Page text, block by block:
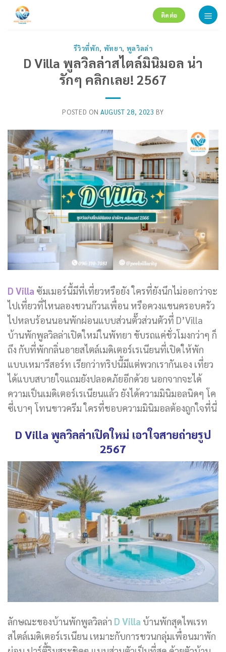
ติดต่อ
รีวิวที่พัก, พัทยา, พูลวิลล่า
D Villa พูลวิลล่าสไตล์มินิมอล น่า
รักๆ คลิกเลย! 2567
POSTED ON AUGUST 28, 2023 BY
D Villa ซัมเมอร์นี้มีที่เที่ยวหรือยัง ใครที่ยังนึกไม่ออกว่าจะ
ไปเที่ยวที่ไหนลองชวนก๊วนเพื่อน หรือควงแขนครอบครัว
ไปหลบร้อนนอนพักผ่อนแบบส่วนตั๊วส่วนตัวที่ D’Villa
บ้านพักพูลวิลล่าเปิดใหม่ในพัทยา ขับรถแค่ชั่วโมงกว่าๆ ก็
ถึง กับที่พักกลิ่นอายสไตล์เมดิเตอร์เรเนียนที่เปิดให้พัก
แบบเหมารีสอร์ท เรียกว่าทริปนี้มีแต่พวกเรากันเอง เที่ยว
ได้แบบสบายใจแถมยังปลอดภัยอีกด้วย นอกจากจะได้
ความเป็นเมดิเตอร์เรเนียนแล้ว ยังได้ความมินิมอลนิดๆ โค
ซี่เบาๆ โทนขาวครีม ใครที่ชอบความมินิมอลต้องถูกใจที่นี่
D Villa พูลวิลล่าเปิดใหม่ เอาใจสายถ่ายรูป
2567
ลักษณะของบ้านพักพูลวิลล่า D Villa บ้านพักสุดไพเรท
สไตล์เมดิเตอร์เรเนียน เหมาะกับการชวนกลุ่มเพื่อนมาพัก